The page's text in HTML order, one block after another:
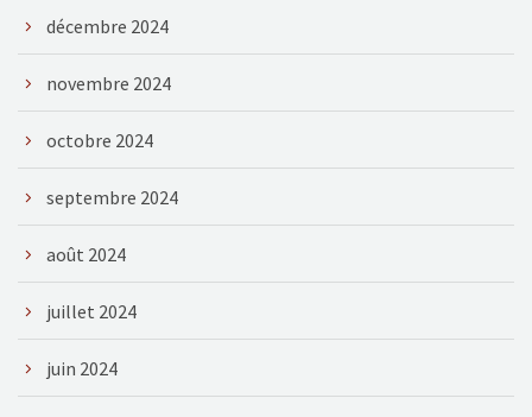
décembre 2024
novembre 2024
octobre 2024
septembre 2024
août 2024
juillet 2024
juin 2024